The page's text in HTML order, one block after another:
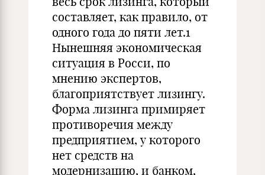
составляет, как правило, от
одного года до пяти лет.1
Нынешняя экономическая
ситуация в Росси, по
мнению экспертов,
благоприятствует лизингу.
Форма лизинга примиряет
противоречия между
предприятием, у которого
нет средств на
модернизацию, и банком,